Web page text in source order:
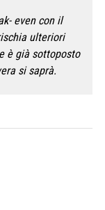
even con il
ulteriori
è già sottoposto
si saprà.